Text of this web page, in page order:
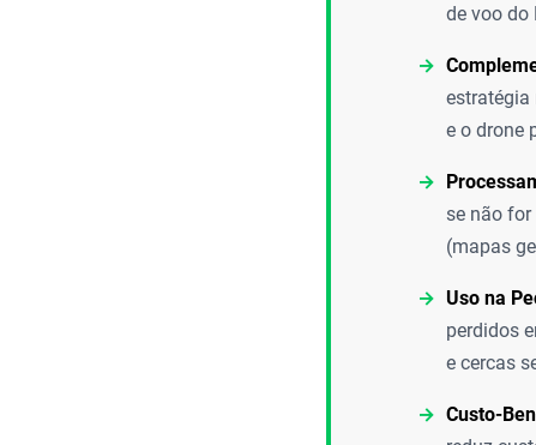
de voo do
estratégia
e o drone
se não for
(mapas
Uso na
perdidos
e cercas
Custo-